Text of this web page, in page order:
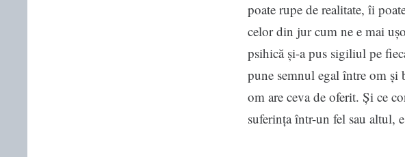
poate rupe de realitate, îi
celor din jur cum ne e mai
psihică și-a pus sigiliul pe
pune semnul egal între om și
om are ceva de oferit. Și ce
suferința într-un fel sau altul,